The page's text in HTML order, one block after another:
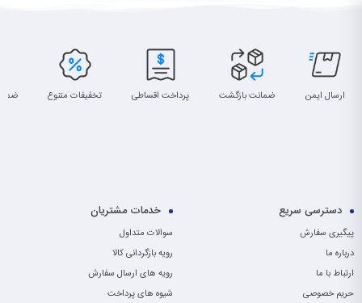
ارسال ایمن ضمانت بازگشت پرداخت اقساطی تخفیفات متنوع
دسترسی سریع
پیگیری سفارش
درباره ما
ارتباط با ما
حریم خصوصی
خدمات مشتریان
سوالات متداول
رویه بازگردانی کالا
رویه های ارسال سفارش
شیوه های پرداخت